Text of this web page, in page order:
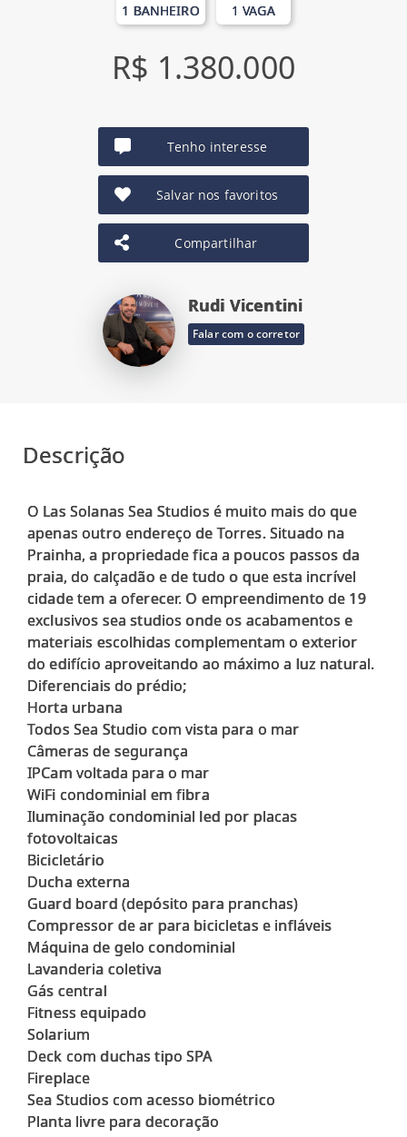
1 BANHEIRO 1 VAGA
R$ 1.380.000
Tenho interesse
Salvar nos favoritos
Compartilhar
Rudi Vicentini
Falar com o corretor
Descrição
O Las Solanas Sea Studios é muito mais do que
apenas outro endereço de Torres. Situado na
Prainha, a propriedade fica a poucos passos da
praia, do calçadão e de tudo o que esta incrível
cidade tem a oferecer. O empreendimento de 19
exclusivos sea studios onde os acabamentos e
materiais escolhidas complementam o exterior
do edifício aproveitando ao máximo a luz natural.
Diferenciais do prédio;
Horta urbana
Todos Sea Studio com vista para o mar
Câmeras de segurança
IPCam voltada para o mar
WiFi condominial em fibra
Iluminação condominial led por placas
fotovoltaicas
Bicicletário
Ducha externa
Guard board (depósito para pranchas)
Compressor de ar para bicicletas e infláveis
Máquina de gelo condominial
Lavanderia coletiva
Gás central
Fitness equipado
Solarium
Deck com duchas tipo SPA
Fireplace
Sea Studios com acesso biométrico
Planta livre para decoração